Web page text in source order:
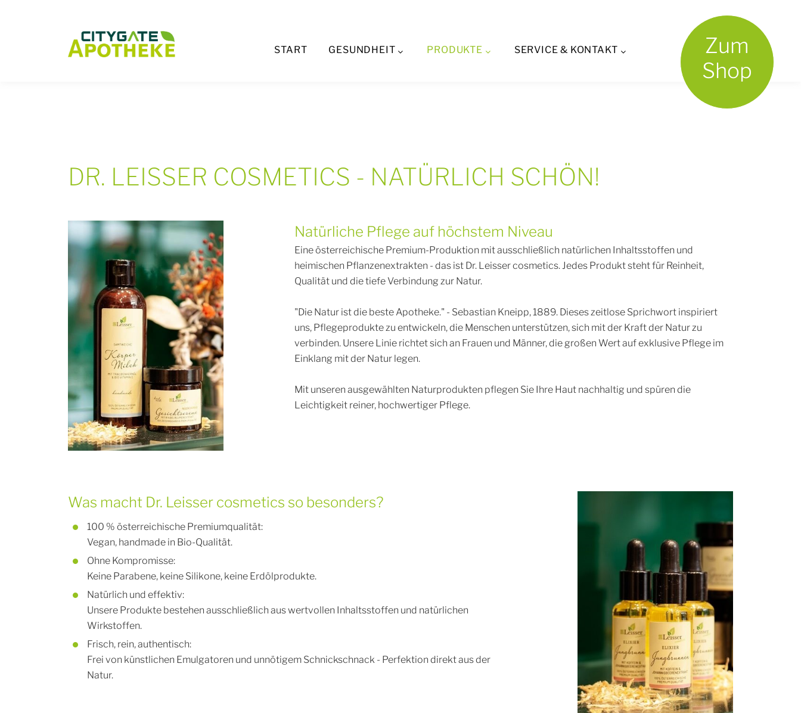
START GESUNDHEIT PRODUKTE SERVICE & KONTAKT
Zum
Shop
Dr. Leisser cosmetics
DR. LEISSER COSMETICS - NATÜRLICH SCHÖN!
Natürliche Pflege auf höchstem Niveau
Eine österreichische Premium-Produktion mit ausschließlich natürlichen Inhaltsstoffen und
heimischen Pflanzenextrakten - das ist Dr. Leisser cosmetics. Jedes Produkt steht für Reinheit,
Qualität und die tiefe Verbindung zur Natur.
"Die Natur ist die beste Apotheke." - Sebastian Kneipp, 1889. Dieses zeitlose Sprichwort inspiriert
uns, Pflegeprodukte zu entwickeln, die Menschen unterstützen, sich mit der Kraft der Natur zu
verbinden. Unsere Linie richtet sich an Frauen und Männer, die großen Wert auf exklusive Pflege im
Einklang mit der Natur legen.
Mit unseren ausgewählten Naturprodukten pflegen Sie Ihre Haut nachhaltig und spüren die
Leichtigkeit reiner, hochwertiger Pflege.
Was macht Dr. Leisser cosmetics so besonders?
100 % österreichische Premiumqualität:
Vegan, handmade in Bio-Qualität.
Ohne Kompromisse:
Keine Parabene, keine Silikone, keine Erdölprodukte.
Natürlich und effektiv:
Unsere Produkte bestehen ausschließlich aus wertvollen Inhaltsstoffen und natürlichen
Wirkstoffen.
Frisch, rein, authentisch:
Frei von künstlichen Emulgatoren und unnötigem Schnickschnack - Perfektion direkt aus der
Natur.